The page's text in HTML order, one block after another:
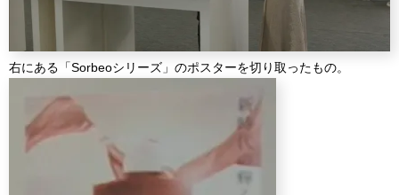
右にある「Sorbeoシリーズ」のポスターを切り取ったもの。